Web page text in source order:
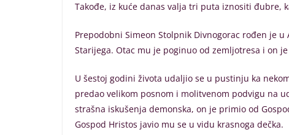
Takođe, iz kuće danas valja tri puta iznositi đubre,
Prepodobni Simeon Stolpnik Divnogorac rođen je
Starijega. Otac mu je poginuo od zemljotresa i on
U šestoj godini života udaljio se u pustinju ka
predao velikom posnom i molitvenom podvigu na
strašna iskušenja demonska, on je primio od
Gospod Hristos javio mu se u vidu krasnoga dečka.